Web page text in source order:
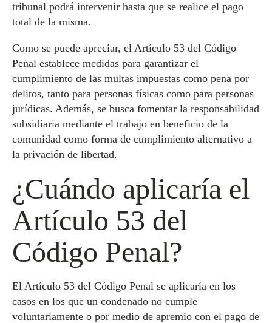
tribunal podrá intervenir hasta que se realice el pago
total de la misma.
Como se puede apreciar, el Artículo 53 del Código
Penal establece medidas para garantizar el
cumplimiento de las multas impuestas como pena por
delitos, tanto para personas físicas como para personas
jurídicas. Además, se busca fomentar la responsabilidad
subsidiaria mediante el trabajo en beneficio de la
comunidad como forma de cumplimiento alternativo a
la privación de libertad.
¿Cuándo aplicaría el
Artículo 53 del
Código Penal?
El Artículo 53 del Código Penal se aplicaría en los
casos en los que un condenado no cumple
voluntariamente o por medio de apremio con el pago de